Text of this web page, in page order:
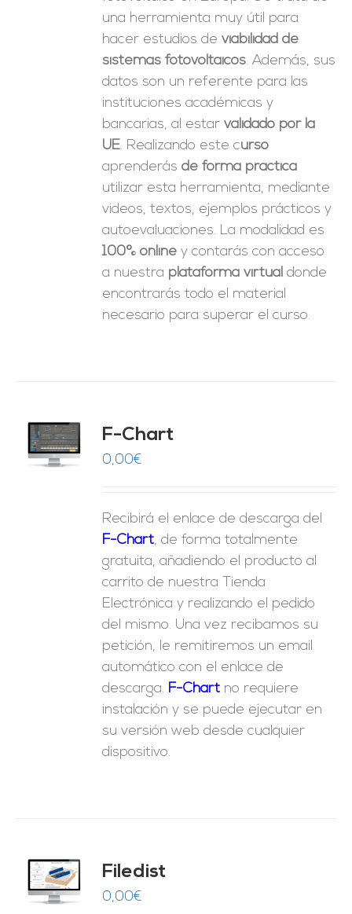
una herramienta muy útil para
hacer estudios deviabilidad de
sistemas fotovoltaicos. Además, sus
datos son un referente para las
instituciones académicas y
bancarias, al estarvalidado por la
UE. Realizando este curso
aprenderásde forma práctica
utilizar esta herramienta, mediante
videos, textos, ejemplos prácticos y
autoevaluaciones. La modalidad es
100% online y contarás con acceso
a nuestra plataforma virtual donde
encontrarás todo el material
necesario para superar el curso.
F-Chart
0,00€
Recibirá el enlace de descarga del
F-Chart, de forma totalmente
gratuita, añadiendo el producto al
carrito de nuestra Tienda
Electrónica y realizando el pedido
del mismo. Una vez recibamos su
petición, le remitiremos un email
automático con el enlace de
descarga. F-Chart no requiere
instalación y se puede ejecutar en
su versión web desde cualquier
dispositivo.
Filedist
0,00€